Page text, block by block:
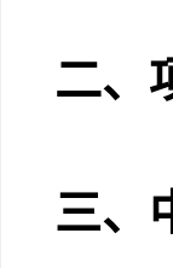
二、
三、